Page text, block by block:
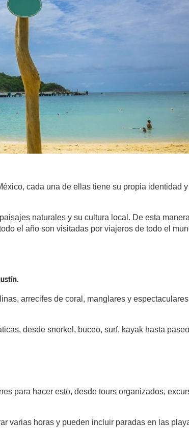
cada una de ellas tiene su propia identidad
naturales y su cultura local. De esta
el año son visitadas por viajeros de todo el
arrecifes de coral, manglares y espectaculares
desde snorkel, buceo, surf, kayak hasta
para hacer esto, desde tours organizados,
varias horas y pueden incluir paradas en las